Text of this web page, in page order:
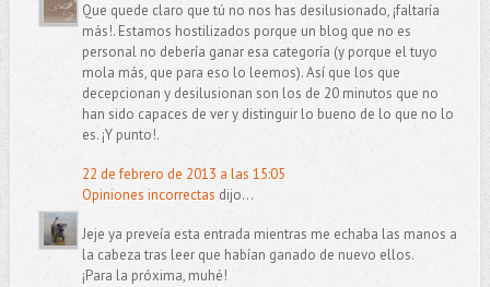
Que quede claro que tú no nos has desilusionado, ¡faltaría
más!. Estamos hostilizados porque un blog que no es
personal no debería ganar esa categoría (y porque el tuyo
mola más, que para eso lo leemos). Así que los que
decepcionan y desilusionan son los de 20 minutos que no
han sido capaces de ver y distinguir lo bueno de lo que no lo
es. ¡Y punto!.
22 de febrero de 2013 a las 15:05
Opiniones incorrectas dijo...
Jeje ya preveía esta entrada mientras me echaba las manos a
la cabeza tras leer que habían ganado de nuevo ellos.
¡Para la próxima, muhé!